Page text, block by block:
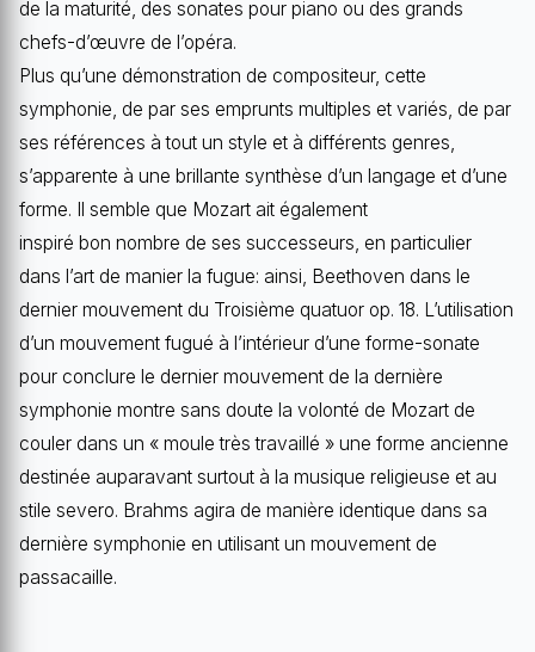
de la maturité, des sonates pour piano ou des grands
chefs-d’œuvre de l’opéra.
Plus qu’une démonstration de compositeur, cette
symphonie, de par ses emprunts multiples et variés, de par
ses références à tout un style et à différents genres,
s’apparente à une brillante synthèse d’un langage et d’une
forme. Il semble que Mozart ait également
inspiré bon nombre de ses successeurs, en particulier
dans l’art de manier la fugue: ainsi, Beethoven dans le
dernier mouvement du Troisième quatuor op. 18. L’utilisation
d’un mouvement fugué à l’intérieur d’une forme-sonate
pour conclure le dernier mouvement de la dernière
symphonie montre sans doute la volonté de Mozart de
couler dans un « moule très travaillé » une forme ancienne
destinée auparavant surtout à la musique religieuse et au
stile severo. Brahms agira de manière identique dans sa
dernière symphonie en utilisant un mouvement de
passacaille.